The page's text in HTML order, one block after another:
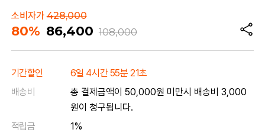
소비자가428,000
80% 86,400 108,000
기간할인
6일 4시간 55분 21초
배송비
총 결제금액이 50,000원 미만시 배송비 3,000
원이 청구됩니다.
적립금
1%